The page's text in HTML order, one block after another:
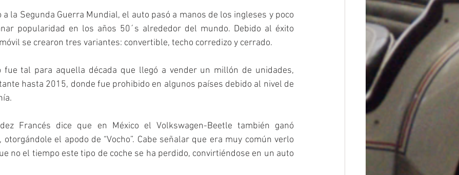
a la Segunda Guerra Mundial, el auto pasó a manos de los ingleses y poco
popularidad en los años 50´s alrededor del mundo. Debido al éxito
se crearon tres variantes: convertible, techo corredizo y cerrado.
fue tal para aquella década que llegó a vender un millón de unidades,
hasta 2015, donde fue prohibido en algunos países debido al nivel de
Francés dice que en México el Volkswagen-Beetle también ganó
el apodo de “Vocho”. Cabe señalar que era muy común verlo
no el tiempo este tipo de coche se ha perdido, convirtiéndose en un auto